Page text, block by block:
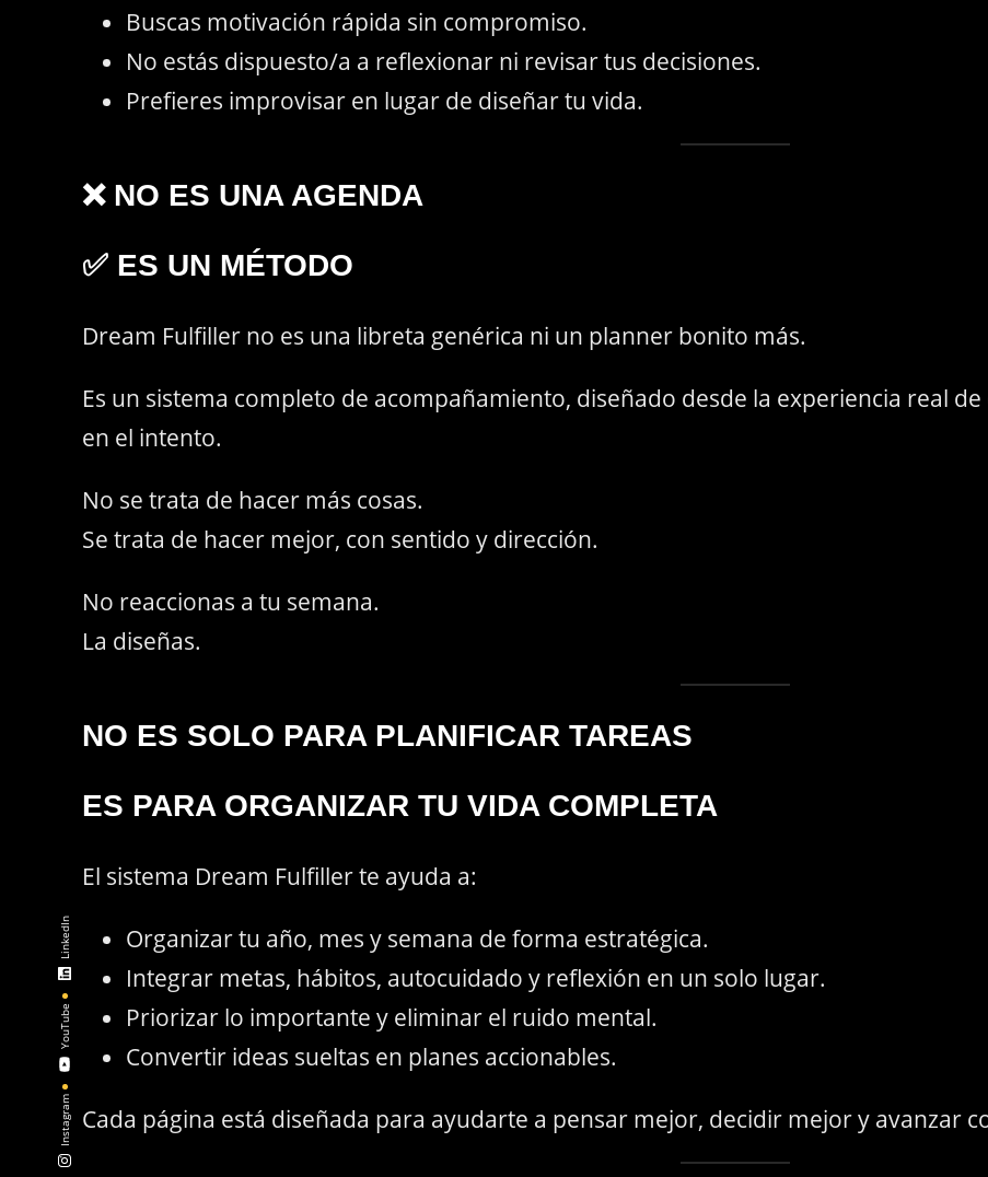
Instagram
YouTube
LinkedIn
Buscas motivación rápida sin compromiso.
No estás dispuesto/a a reflexionar ni revisar tus decisiones.
Prefieres improvisar en lugar de diseñar tu vida.
❌ NO ES UNA AGENDA
✅ ES UN MÉTODO
Dream Fulfiller no es una libreta genérica ni un planner bonito más.
Es un sistema completo de acompañamiento, diseñado desde la experiencia real
en el intento.
No se trata de hacer más cosas.
Se trata de hacer mejor, con sentido y dirección.
No reaccionas a tu semana.
La diseñas.
NO ES SOLO PARA PLANIFICAR TAREAS
ES PARA ORGANIZAR TU VIDA COMPLETA
El sistema Dream Fulfiller te ayuda a:
Organizar tu año, mes y semana de forma estratégica.
Integrar metas, hábitos, autocuidado y reflexión en un solo lugar.
Priorizar lo importante y eliminar el ruido mental.
Convertir ideas sueltas en planes accionables.
Cada página está diseñada para ayudarte a pensar mejor, decidir mejor y avanzar